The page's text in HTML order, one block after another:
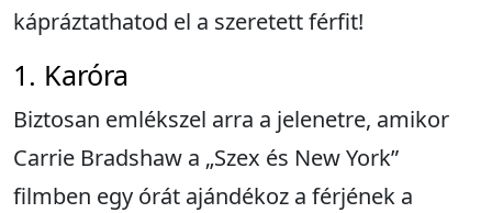
kápráztathatod el a szeretett férfit!
1. Karóra
Biztosan emlékszel arra a jelenetre, amikor
Carrie Bradshaw a „Szex és New York”
filmben egy órát ajándékoz a férjének a